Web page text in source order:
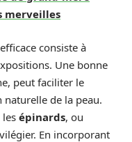
merveilles
consiste à
Une bonne
peut faciliter le
de la peau.
lesépinards, ou
En incorporant